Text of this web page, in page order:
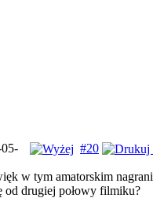
#20
w tym amatorskim
od drugiej połowy filmiku?